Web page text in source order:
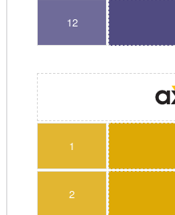
12
1
2